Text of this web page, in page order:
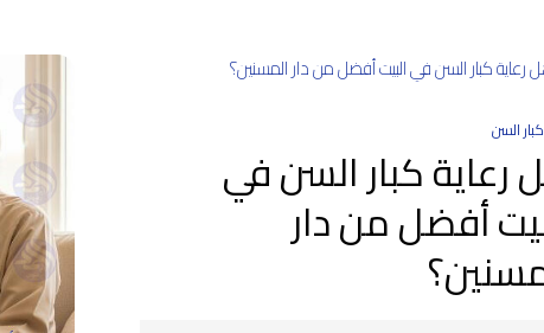
السن
رعاية كبار السن في
أفضل من دار